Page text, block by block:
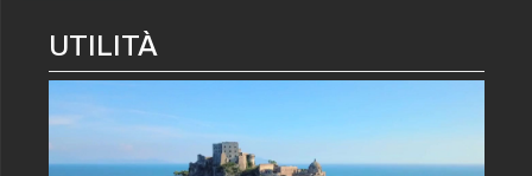
UTILITÀ